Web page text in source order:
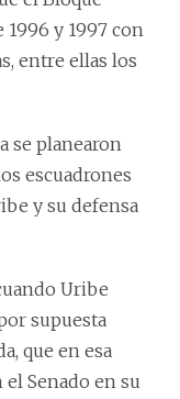
y 1997 con
entre ellas los
se planearon
escuadrones
y su defensa
Uribe
supuesta
que en esa
Senado en su